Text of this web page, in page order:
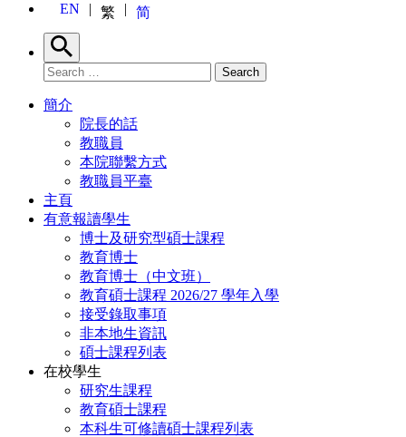
EN 繁 简
Search
Search for: Search
簡介
院長的話
教職員
本院聯繫方式
教職員平臺
主頁
有意報讀學生
博士及研究型碩士課程
教育博士
教育博士（中文班）
教育碩士課程 2026/27 學年入學
接受錄取事項
非本地生資訊
碩士課程列表
在校學生
研究生課程
教育碩士課程
本科生可修讀碩士課程列表